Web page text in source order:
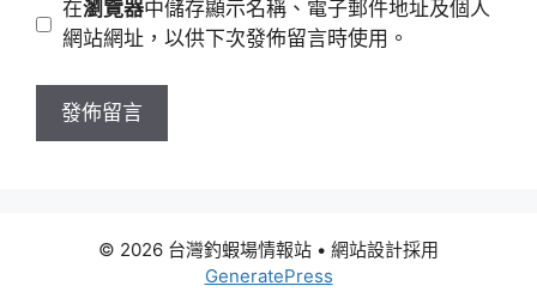
址
站
址
在瀏覽器中儲存顯示名稱、電子郵件地址及個人
網站網址，以供下次發佈留言時使用。
© 2026 台灣釣蝦場情報站 • 網站設計採用
GeneratePress